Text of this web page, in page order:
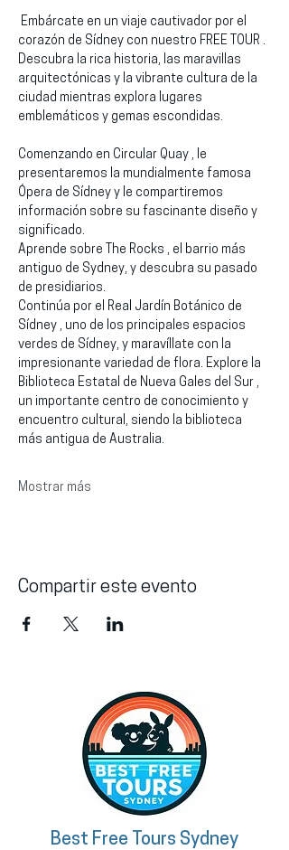
corazón de Sídney con nuestro FREE TOUR .
Descubra la rica historia, las maravillas
arquitectónicas y la vibrante cultura de la
ciudad mientras explora lugares
emblemáticos y gemas escondidas.
Comenzando en Circular Quay , le
presentaremos la mundialmente famosa
Ópera de Sídney y le compartiremos
información sobre su fascinante diseño y
significado.
Aprende sobre The Rocks , el barrio más
antiguo de Sydney, y descubra su pasado
de presidiarios.
Continúa por el Real Jardín Botánico de
Sídney , uno de los principales espacios
verdes de Sídney, y maravíllate con la
impresionante variedad de flora. Explore la
Biblioteca Estatal de Nueva Gales del Sur ,
un importante centro de conocimiento y
encuentro cultural, siendo la biblioteca
más antigua de Australia.
Mostrar más
Compartir este evento
Best Free Tours Sydney